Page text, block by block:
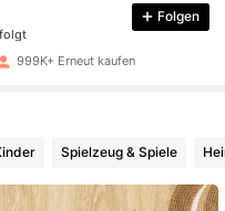
Folgen
999K+ Erneut kaufen
Spielzeug & Spiele